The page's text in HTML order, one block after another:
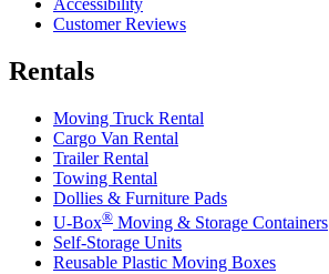
Accessibility
Customer Reviews
Rentals
Moving Truck Rental
Cargo Van Rental
Trailer Rental
Towing Rental
Dollies & Furniture Pads
U-Box® Moving & Storage Containers
Self-Storage Units
Reusable Plastic Moving Boxes